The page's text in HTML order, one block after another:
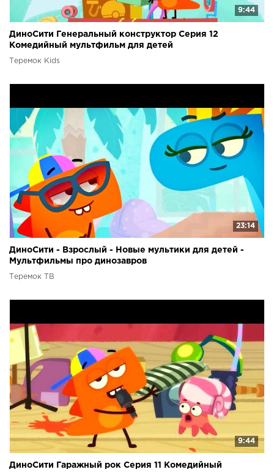
9:44
ДиноСити Генеральный конструктор Серия 12
Комедийный мультфильм для детей
Теремок Kids
23:14
ДиноСити - Взрослый - Новые мультики для детей -
Мультфильмы про динозавров
Теремок ТВ
9:44
ДиноСити Гаражный рок Серия 11 Комедийный